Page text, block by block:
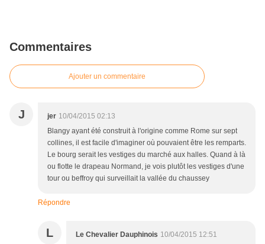
Commentaires
Ajouter un commentaire
J jer 10/04/2015 02:13
Blangy ayant été construit à l'origine comme Rome sur sept
collines, il est facile d'imaginer où pouvaient être les remparts.
Le bourg serait les vestiges du marché aux halles. Quand à là
ou flotte le drapeau Normand, je vois plutôt les vestiges d'une
tour ou beffroy qui surveillait la vallée du chaussey
Répondre
L Le Chevalier Dauphinois 10/04/2015 12:51